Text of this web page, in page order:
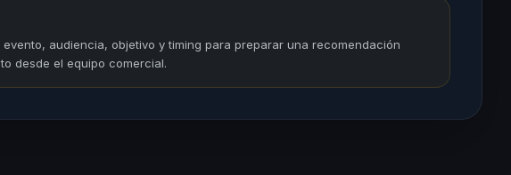
evento, audiencia, objetivo y timing para preparar una recomendación
desde el equipo comercial.